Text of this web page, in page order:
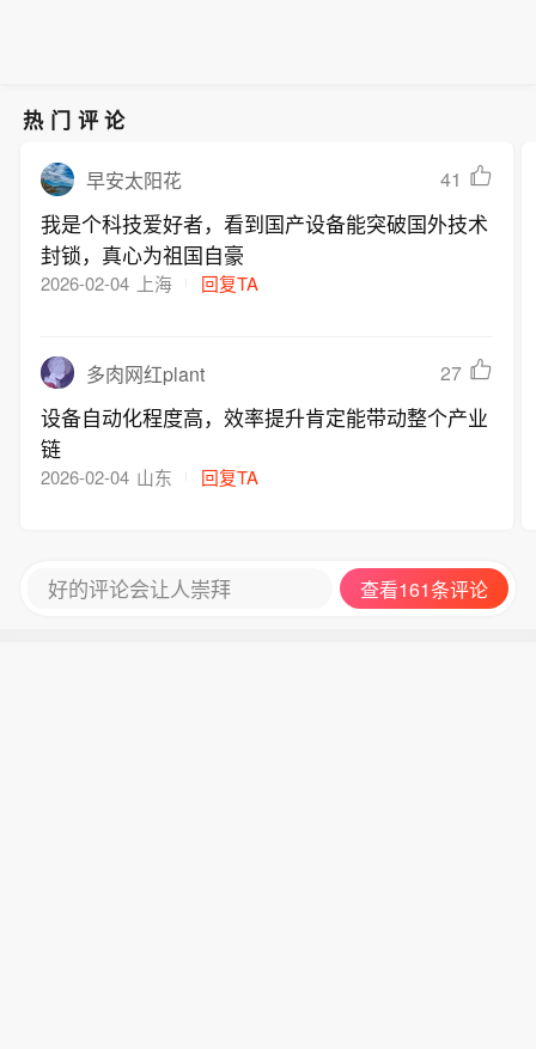
热门评论
早安太阳花 41
我是个科技爱好者，看到国产设备能突破国外技术
封锁，真心为祖国自豪
2026-02-04 上海 回复TA
多肉网红plant 27
设备自动化程度高，效率提升肯定能带动整个产业
链
2026-02-04 山东 回复TA
好的评论会让人崇拜 查看161条评论